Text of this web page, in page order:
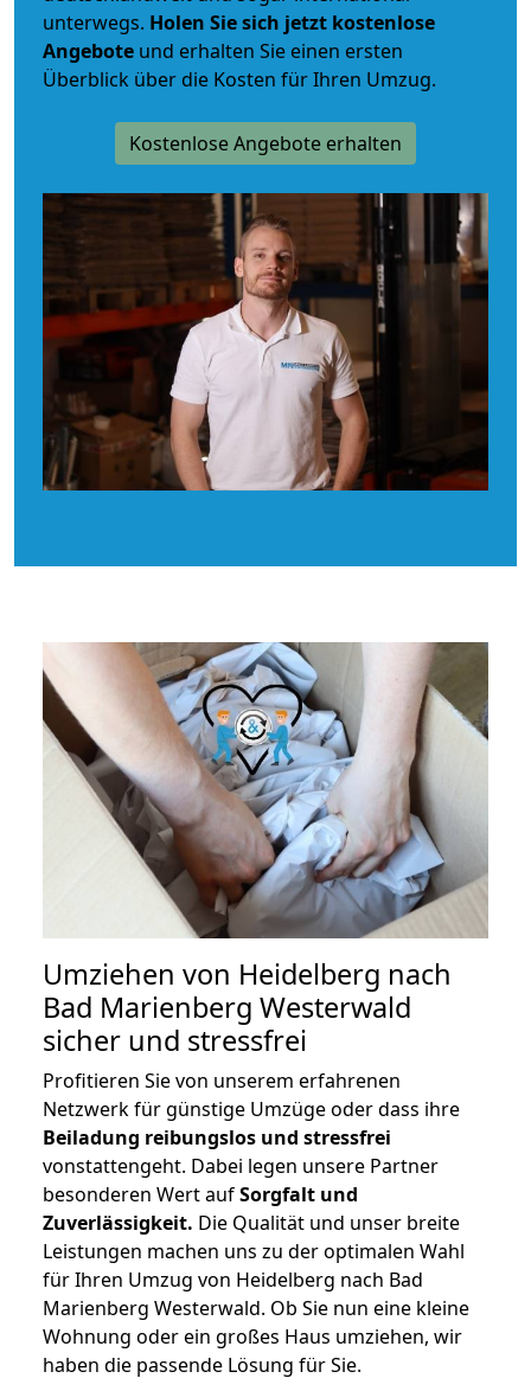
unterwegs. Holen Sie sich jetzt kostenlose
Angebote und erhalten Sie einen ersten
Überblick über die Kosten für Ihren Umzug.
Kostenlose Angebote erhalten
Umziehen von Heidelberg nach
Bad Marienberg Westerwald
sicher und stressfrei
Profitieren Sie von unserem erfahrenen
Netzwerk für günstige Umzüge oder dass ihre
Beiladung reibungslos und stressfrei
vonstattengeht. Dabei legen unsere Partner
besonderen Wert aufSorgfalt und
Zuverlässigkeit. Die Qualität und unser breite
Leistungen machen uns zu der optimalen Wahl
für Ihren Umzug von Heidelberg nach Bad
Marienberg Westerwald. Ob Sie nun eine kleine
Wohnung oder ein großes Haus umziehen, wir
haben die passende Lösung für Sie.